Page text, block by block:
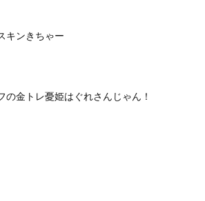
キンきちゃー
の金トレ憂姫はぐれさんじゃん！